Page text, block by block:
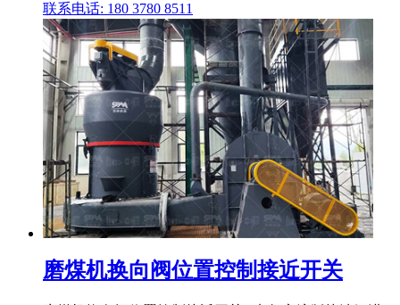
联系电话: 180 3780 8511
磨煤机换向阀位置控制接近开关